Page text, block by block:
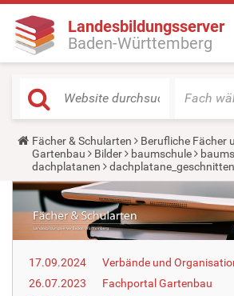
Landesbildungsserver
Baden-Württemberg
Fach
Y
o
u
a
r
h
e
r
:
Fächer & Schularten
Berufliche Fächer
Gartenbau
Bilder baumschule
dachplatanen
17.09.2024
Verbände und
26.07.2023
Fachportal Gartenbau